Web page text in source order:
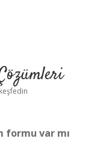
formu var mı